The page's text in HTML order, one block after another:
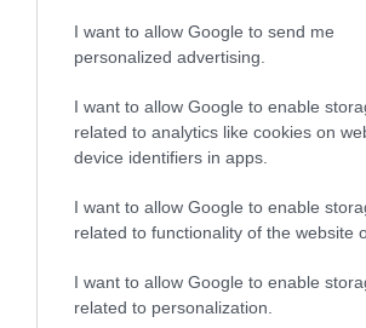
I want to allow Google to send me
personalized advertising.
I want to allow Google to enable
related to analytics like cookies on
device identifiers in apps.
I want to allow Google to enable
related to functionality of the website
I want to allow Google to enable
related to personalization.
βάρους και τη μείωση των επιπέδων
απάντηση είναι: και βέβαια ναι!η Οι
κακό ή απαγορευμένο. Ε, λοιπόν ήρθε η ώρα
πλάτη σε αυτή τη λογική, γιατί πολύ απλά
29.05.2012 15:03